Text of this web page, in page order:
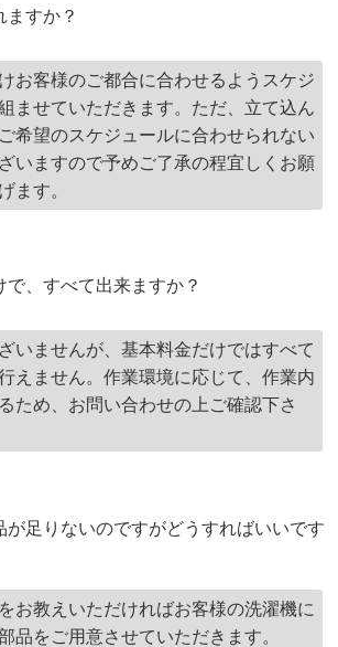
ますか？
お客様のご都合に合わせるようスケジ
ませていただきます。ただ、立て込ん
希望のスケジュールに合わせられない
いますので予めご了承の程宜しくお願
ます。
で、すべて出来ますか？
いませんが、基本料金だけではすべて
えません。作業環境に応じて、作業内
ため、お問い合わせの上ご確認下さ
が足りないのですがどうすればいいです
お教えいただければお客様の洗濯機に
品をご用意させていただきます。